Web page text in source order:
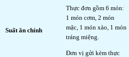
Suất ăn chính
Thực đơn gồm 6 món:
1 món cơm, 2 món
mặc, 1 món xào, 1 món
tráng miệng.
Đơn vị gửi kèm thực